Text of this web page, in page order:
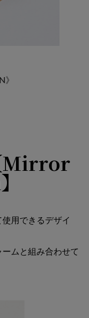
Mirror
用できるデザイ
ムと組み合わせて